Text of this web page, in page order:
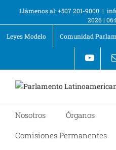
Llámenos al: +507 201-9000 |
2026|
Leyes Modelo
Comunidad
Nosotros
Órganos
Comisiones Permanentes